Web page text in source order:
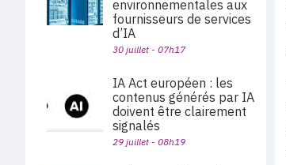
environnementales aux
fournisseurs de services
d’IA
30 juillet - 07h17
IA Act européen : les
contenus générés par IA
doivent être clairement
signalés
29 juillet - 08h19